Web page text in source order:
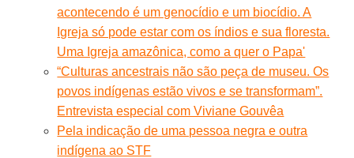
acontecendo é um genocídio e um biocídio. A
Igreja só pode estar com os índios e sua floresta.
Uma Igreja amazônica, como a quer o Papa'
“Culturas ancestrais não são peça de museu. Os
povos indígenas estão vivos e se transformam”.
Entrevista especial com Viviane Gouvêa
Pela indicação de uma pessoa negra e outra
indígena ao STF